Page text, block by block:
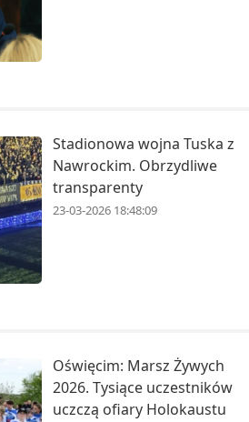
Stadionowa wojna Tuska z
Nawrockim. Obrzydliwe
transparenty
23-03-2026 18:48:09
Oświęcim: Marsz Żywych
2026. Tysiące uczestników
uczczą ofiary Holokaustu